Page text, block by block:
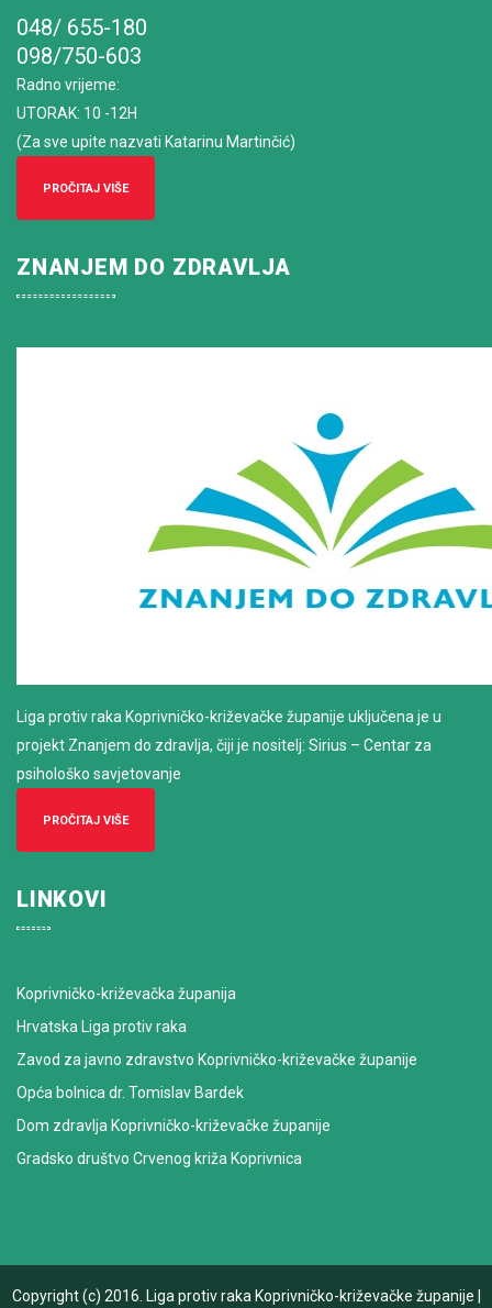
048/ 655-180
098/750-603
Radno vrijeme:
UTORAK: 10 -12H
(Za sve upite nazvati Katarinu Martinčić)
PROČITAJ VIŠE
ZNANJEM DO ZDRAVLJA
Liga protiv raka Koprivničko-križevačke županije uključena je u
projekt Znanjem do zdravlja, čiji je nositelj: Sirius – Centar za
psihološko savjetovanje
PROČITAJ VIŠE
LINKOVI
Koprivničko-križevačka županija
Hrvatska Liga protiv raka
Zavod za javno zdravstvo Koprivničko-križevačke županije
Opća bolnica dr. Tomislav Bardek
Dom zdravlja Koprivničko-križevačke županije
Gradsko društvo Crvenog križa Koprivnica
Copyright (c) 2016. Liga protiv raka Koprivničko-križevačke županije